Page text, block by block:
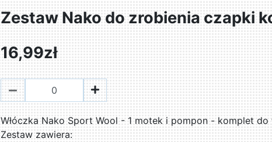
Zestaw Nako do zrobienia czapki
16,99zł
Włóczka Nako Sport Wool - 1 motek i pompon - komplet do
Zestaw zawiera: